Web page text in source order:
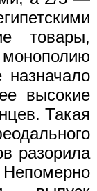
товары,
назначало
высокие
Такая
разорила